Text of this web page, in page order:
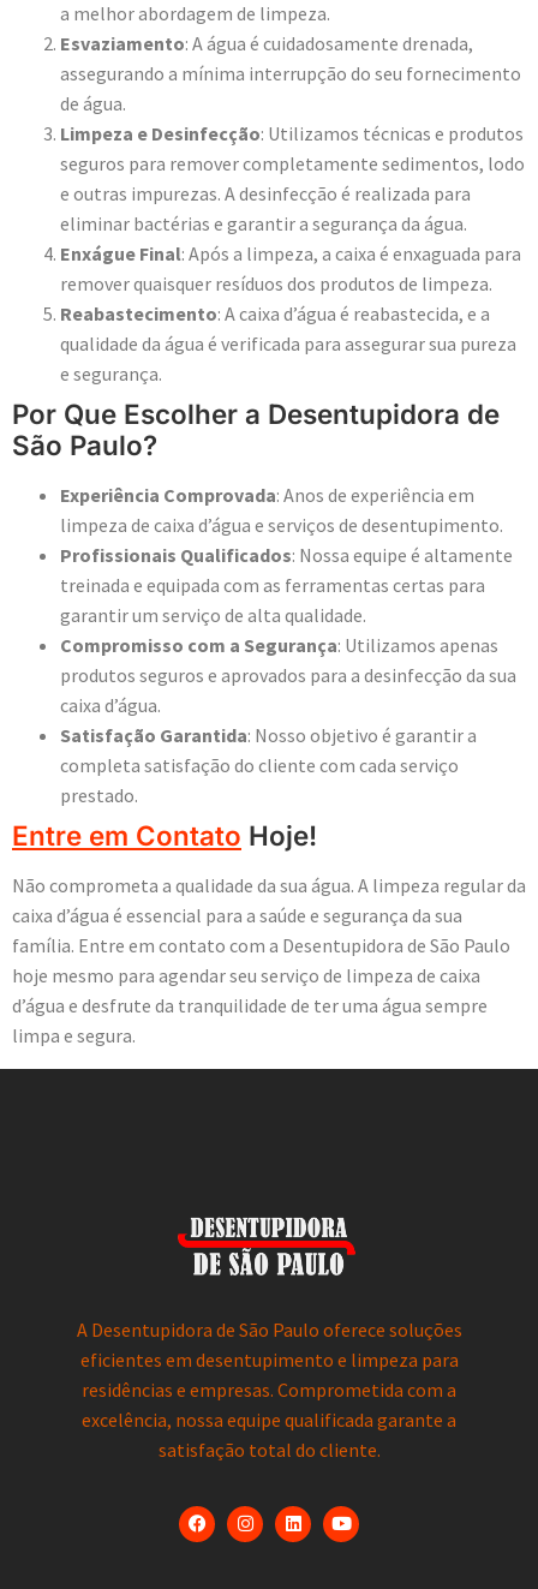
a melhor abordagem de limpeza.
Esvaziamento: A água é cuidadosamente drenada,
assegurando a mínima interrupção do seu fornecimento
de água.
Limpeza e Desinfecção: Utilizamos técnicas e produtos
seguros para remover completamente sedimentos, lodo
e outras impurezas. A desinfecção é realizada para
eliminar bactérias e garantir a segurança da água.
Enxágue Final: Após a limpeza, a caixa é enxaguada para
remover quaisquer resíduos dos produtos de limpeza.
Reabastecimento: A caixa d’água é reabastecida, e a
qualidade da água é verificada para assegurar sua pureza
e segurança.
Por Que Escolher a Desentupidora de
São Paulo?
Experiência Comprovada: Anos de experiência em
limpeza de caixa d’água e serviços de desentupimento.
Profissionais Qualificados: Nossa equipe é altamente
treinada e equipada com as ferramentas certas para
garantir um serviço de alta qualidade.
Compromisso com a Segurança: Utilizamos apenas
produtos seguros e aprovados para a desinfecção da sua
caixa d’água.
Satisfação Garantida: Nosso objetivo é garantir a
completa satisfação do cliente com cada serviço
prestado.
Entre em Contato Hoje!
Não comprometa a qualidade da sua água. A limpeza regular da
caixa d’água é essencial para a saúde e segurança da sua
família. Entre em contato com a Desentupidora de São Paulo
hoje mesmo para agendar seu serviço de limpeza de caixa
d’água e desfrute da tranquilidade de ter uma água sempre
limpa e segura.
A Desentupidora de São Paulo oferece soluções
eficientes em desentupimento e limpeza para
residências e empresas. Comprometida com a
excelência, nossa equipe qualificada garante a
satisfação total do cliente.